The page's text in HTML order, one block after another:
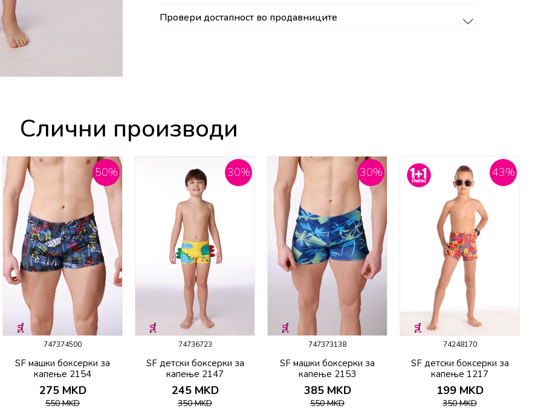
Провери достапност во продавниците
Слични производи
50%
747374500
SF машки боксерки за
капење 2154
275 MKD
550MKD
30%
74736723
SF детски боксерки за
капење 2147
245 MKD
350MKD
30%
747373138
SF машки боксерки за
капење 2153
385 MKD
550MKD
43%
74248170
SF детски боксерки за
капење 1217
199 MKD
350MKD